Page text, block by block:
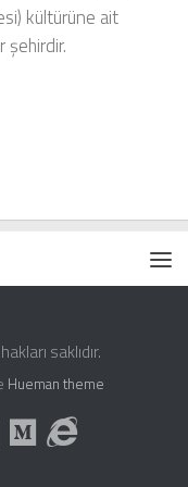
kültürüne ait
şehirdir.
saklıdır.
Hueman theme